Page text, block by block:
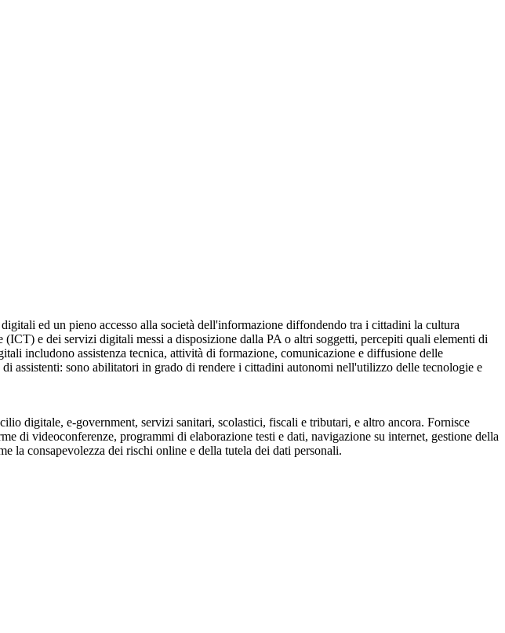
ed un pieno accesso alla società dell'informazione diffondendo tra i cittadini la cultura
e dei servizi digitali messi a disposizione dalla PA o altri soggetti, percepiti quali elementi di
includono assistenza tecnica, attività di formazione, comunicazione e diffusione delle
sono abilitatori in grado di rendere i cittadini autonomi nell'utilizzo delle tecnologie e
digitale, e-government, servizi sanitari, scolastici, fiscali e tributari, e altro ancora. Fornisce
di videoconferenze, programmi di elaborazione testi e dati, navigazione su internet, gestione della
la consapevolezza dei rischi online e della tutela dei dati personali.